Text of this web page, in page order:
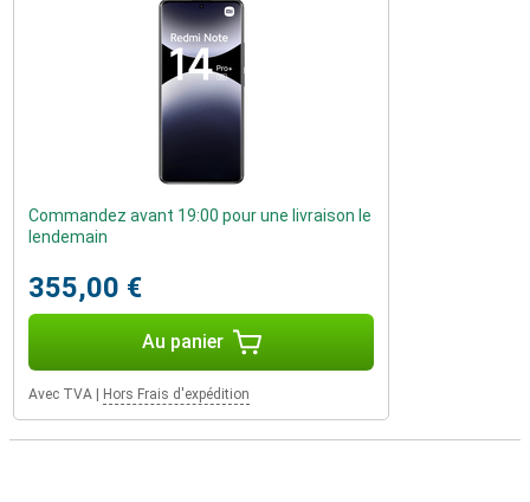
Commandez avant 19:00 pour une livraison le
lendemain
355,00 €
Au panier
Avec TVA Hors Frais d'expédition